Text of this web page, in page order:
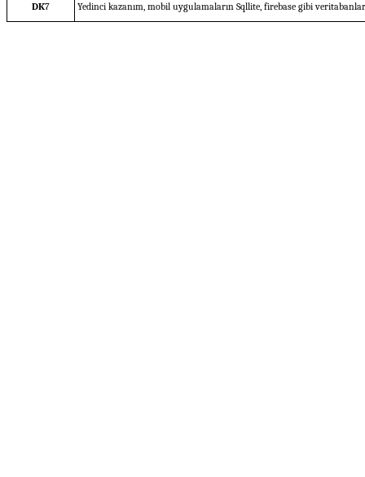
DK7 Yedinci kazanım, mobil uygulamaların Sqllite, firebase gibi